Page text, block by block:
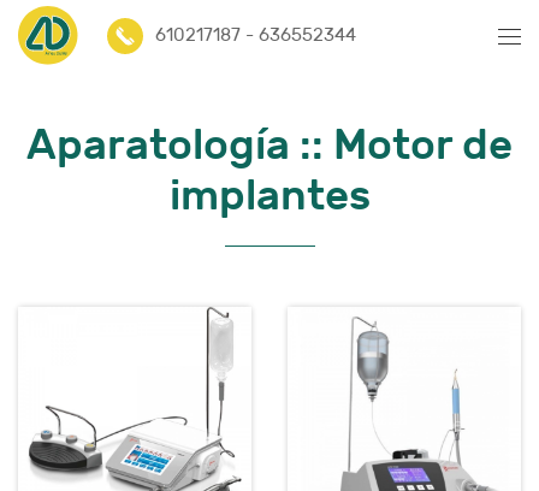
610217187 - 636552344
Aparatología :: Motor de
implantes